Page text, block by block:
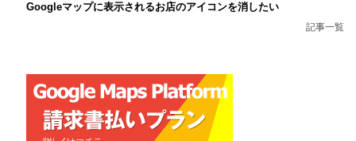
Googleマップに表示されるお店のアイコンを消したい
記事一覧